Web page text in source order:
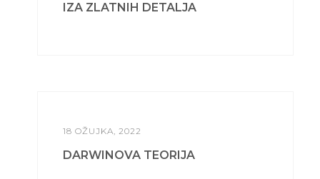
IZA ZLATNIH DETALJA
18 OŽUJKA, 2022
DARWINOVA TEORIJA